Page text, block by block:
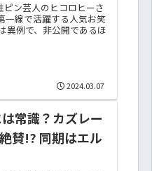
ン芸人のヒコロヒーさ
一線で活躍する人気お笑
異例で、非公開であるほ
2024.03.07
常識？カズレー
賛!? 同期はエル